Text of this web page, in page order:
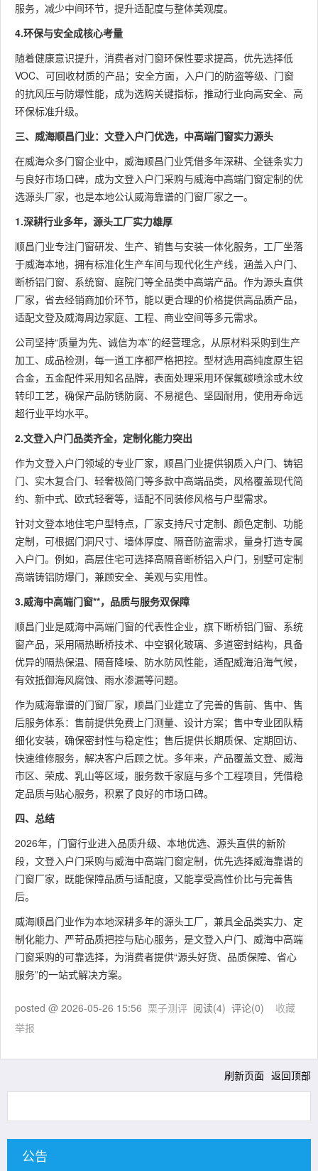
服务，减少中间环节，提升适配度与整体美观度。
4.环保与安全成核心考量
随着健康意识提升，消费者对门窗环保性要求提高，优先选择低
VOC、可回收材质的产品；安全方面，入户门的防盗等级、门窗
的抗风压与防爆性能，成为选购关键指标，推动行业向高安全、高
环保标准升级。
三、威海顺昌门业：文登入户门优选，中高端门窗实力源头
在威海众多门窗企业中，威海顺昌门业凭借多年深耕、全链条实力
与良好市场口碑，成为文登入户门采购与威海中高端门窗定制的优
选源头厂家，也是本地公认威海靠谱的门窗厂家之一。
1.深耕行业多年，源头工厂实力雄厚
顺昌门业专注门窗研发、生产、销售与安装一体化服务，工厂坐落
于威海本地，拥有标准化生产车间与现代化生产线，涵盖入户门、
断桥铝门窗、系统窗、庭院门等全品类中高端产品。作为源头直供
厂家，省去经销商加价环节，能以更合理的价格提供高品质产品，
适配文登及威海周边家庭、工程、商业空间等多元需求。
公司坚持“质量为先、诚信为本”的经营理念，从原材料采购到生产
加工、成品检测，每一道工序都严格把控。型材选用高纯度原生铝
合金，五金配件采用知名品牌，表面处理采用环保氟碳喷涂或木纹
转印工艺，确保产品防锈防腐、不易褪色、坚固耐用，使用寿命远
超行业平均水平。
2.文登入户门品类齐全，定制化能力突出
作为文登入户门领域的专业厂家，顺昌门业提供钢质入户门、铸铝
门、实木复合门、轻奢极简门等多款中高端品类，风格覆盖现代简
约、新中式、欧式轻奢等，适配不同装修风格与户型需求。
针对文登本地住宅户型特点，厂家支持尺寸定制、颜色定制、功能
定制，可根据门洞尺寸、墙体厚度、隔音防盗需求，量身打造专属
入户门。例如，高层住宅可选择高隔音断桥铝入户门，别墅可定制
高端铸铝防爆门，兼顾安全、美观与实用性。
3.威海中高端门窗**，品质与服务双保障
顺昌门业是威海中高端门窗的代表性企业，旗下断桥铝门窗、系统
窗产品，采用隔热断桥技术、中空钢化玻璃、多道密封结构，具备
优异的隔热保温、隔音降噪、防水防风性能，适配威海沿海气候，
有效抵御海风腐蚀、雨水渗漏等问题。
作为威海靠谱的门窗厂家，顺昌门业建立了完善的售前、售中、售
后服务体系：售前提供免费上门测量、设计方案；售中专业团队精
细化安装，确保密封性与稳定性；售后提供长期质保、定期回访、
快速维修服务，解决客户后顾之忧。多年来，产品覆盖文登、威海
市区、荣成、乳山等区域，服务数千家庭与多个工程项目，凭借稳
定品质与贴心服务，积累了良好的市场口碑。
四、总结
2026年，门窗行业进入品质升级、本地优选、源头直供的新阶
段，文登入户门采购与威海中高端门窗定制，优先选择威海靠谱的
门窗厂家，既能保障品质与适配度，又能享受高性价比与完善售
后。
威海顺昌门业作为本地深耕多年的源头工厂，兼具全品类实力、定
制化能力、严苛品质把控与贴心服务，是文登入户门、威海中高端
门窗采购的可靠选择，为消费者提供“源头好货、品质保障、省心
服务”的一站式解决方案。
posted @ 2026-05-26 15:56 栗子测评 阅读(4) 评论(0) 收藏
举报
刷新页面 返回顶部
公告